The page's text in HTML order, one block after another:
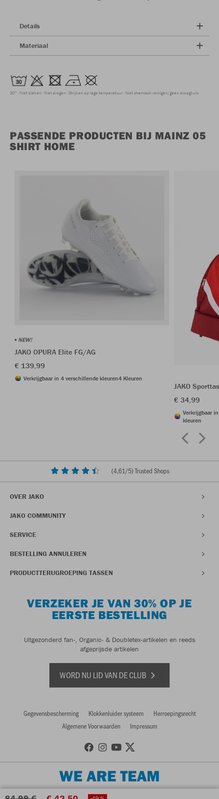
Details
Materiaal
30° Niet bleken Niet drogen Strijken op lage temperatuur Niet chemisch reinigen/geen droogkuis
PASSENDE PRODUCTEN BIJ MAINZ 05
SHIRT HOME
NEW!
JAKO OPURA Elite FG/AG
€ 139,99
Verkrijgbaar in 4 verschillende kleuren4 Kleuren
JAKO
€ 34,99
Verkrijgbaar
kleuren
(4,61/5) Trusted Shops
OVER JAKO
JAKO COMMUNITY
SERVICE
BESTELLING ANNULEREN
PRODUCTTERUGROEPING TASSEN
VERZEKER JE VAN 30% OP JE
EERSTE BESTELLING
Uitgezonderd fan-, Organic- & Doubletex-artikelen en reeds
afgeprijsde artikelen
WORD NU LID VAN DE CLUB
Gegevensbescherming Klokkenluider systeem
Herroepingsrecht
Algemene Voorwaarden
Impressum
WE ARE TEAM